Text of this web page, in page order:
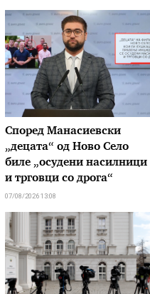
Според Манасиевски
„децата“ од Ново Село
биле „осудени насилници
и трговци со дрога“
07/08/2026 13:08